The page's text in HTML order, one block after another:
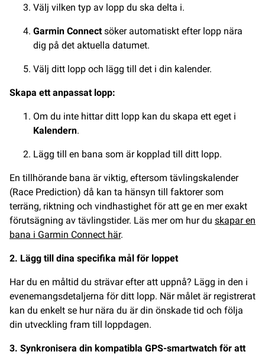
Välj vilken typ av lopp du ska delta i.
Garmin Connectsöker automatiskt efter lopp nära
dig på det aktuella datumet.
Välj ditt lopp och lägg till det i din kalender.
Skapa ett anpassat lopp:
Om du inte hittar ditt lopp kan du skapa ett eget i
Kalendern.
Lägg till en bana som är kopplad till ditt lopp.
En tillhörande bana är viktig, eftersom tävlingskalender
(Race Prediction) då kan ta hänsyn till faktorer som
terräng, riktning och vindhastighet för att ge en mer exakt
förutsägning av tävlingstider. Läs mer om hur du skapar en
bana i Garmin Connect här.
2. Lägg till dina specifika mål för loppet
Har du en måltid du strävar efter att uppnå? Lägg in den i
evenemangsdetaljerna för ditt lopp. När målet är registrerat
kan du enkelt se hur nära du är din önskade tid och följa
din utveckling fram till loppdagen.
3. Synkronisera din kompatibla GPS-smartwatch för att